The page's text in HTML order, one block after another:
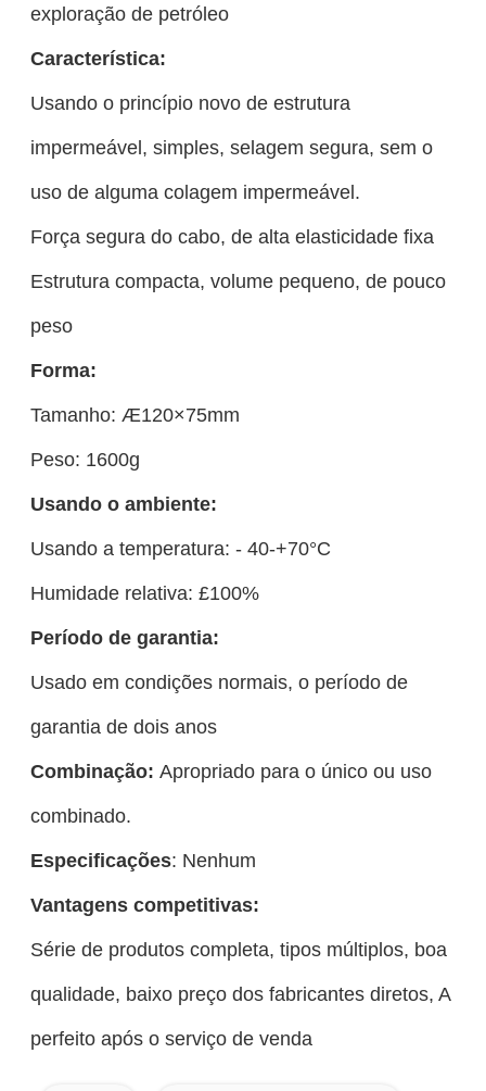
exploração de petróleo
Característica:
Usando o princípio novo de estrutura
impermeável, simples, selagem segura, sem o
uso de alguma colagem impermeável.
Força segura do cabo, de alta elasticidade fixa
Estrutura compacta, volume pequeno, de pouco
peso
Forma:
Tamanho: Æ120×75mm
Peso: 1600g
Usando o ambiente:
Usando a temperatura: - 40-+70°C
Humidade relativa: £100%
Período de garantia:
Usado em condições normais, o período de
garantia de dois anos
Combinação: Apropriado para o único ou uso
combinado.
Especificações: Nenhum
Vantagens competitivas:
Série de produtos completa, tipos múltiplos, boa
qualidade, baixo preço dos fabricantes diretos, A
perfeito após o serviço de venda